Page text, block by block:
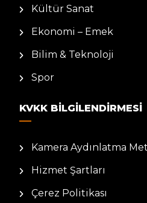
Kültür Sanat
Ekonomi – Emek
Bilim & Teknoloji
Spor
KVKK BILGILENDIRMESI
Kamera Aydınlatma
Hizmet Şartları
Çerez Politikası